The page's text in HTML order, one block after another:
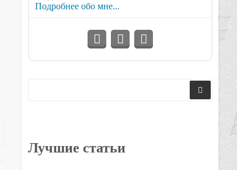
Подробнее обо мне...
Лучшие статьи